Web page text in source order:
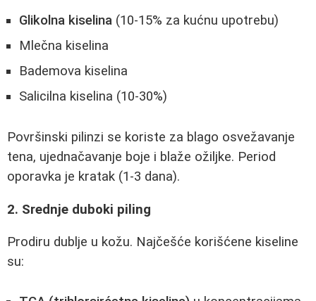
Glikolna kiselina (10-15% za kućnu upotrebu)
Mlečna kiselina
Bademova kiselina
Salicilna kiselina (10-30%)
Površinski pilinzi se koriste za blago osvežavanje
tena, ujednačavanje boje i blaže ožiljke. Period
oporavka je kratak (1-3 dana).
2. Srednje duboki piling
Prodiru dublje u kožu. Najčešće korišćene kiseline
su: